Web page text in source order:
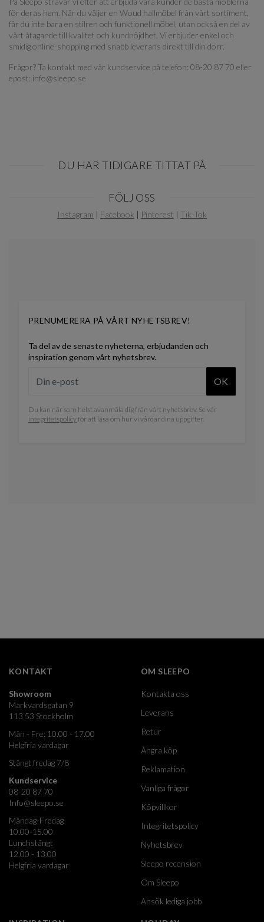
för deras hem. När du väljer en Woud hallmöbel från vårt sortiment,
får du inte bara en stilren och funktionell möbel, utan också en del av
vårt åtagande till kvalitet och kundnöjdhet. Vi erbjuder enkel och
smidig online-shopping med snabb leverans direkt till din dörr.
Frågor? Ta kontakt med vår kundservice på telefon: 08-20 87 70 eller
epost: info@sleepo.se
DU HAR TIDIGARE TITTAT PÅ
FÖLJ OSS
Instagram | Facebook | Pinterest | Tik-Tok
PRENUMERERA PÅ VÅRT NYHETSBREV!
Ta del av de senaste nyheterna, erbjudanden och
inspiration genom vårt nyhetsbrev.
OK
Du kan när som helst avanmäla dig från vårt nyhetsbrev. Se vår
integritetspolicyför att läsa om hur vi vårdar dina uppgifter.
KONTAKT
Showroom
Markvardsgatan 9
113 53 Stockholm
Mån - Fre: 10.00 - 17.00
Helgfria vardagar
Stängt fredag 7/8
Kundservice
08-20 87 70
Info@sleepo.se
Måndag-Fredag
10.00-15.00
Lunchstängt
12.00 - 13.00
Helgfria vardagar
OM SLEEPO
Kontakta oss
Leverans
Retur
Ångra köp
Reklamation
Vanliga frågor
Köpvillkor
Integritetspolicy
Nyhetsbrev
Sleepo recension
Om Sleepo
Ansök lediga jobb